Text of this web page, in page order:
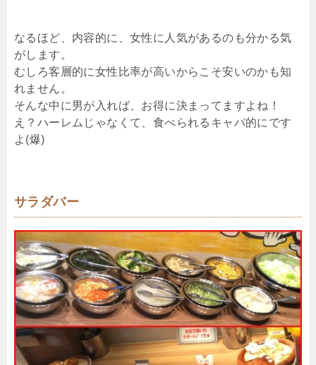
なるほど、内容的に、女性に人気があるのも分かる気
がします。
むしろ客層的に女性比率が高いからこそ安いのかも知
れません。
そんな中に男が入れば、お得に決まってますよね！
え？ハーレムじゃなくて、食べられるキャパ的にです
よ(爆)
サラダバー